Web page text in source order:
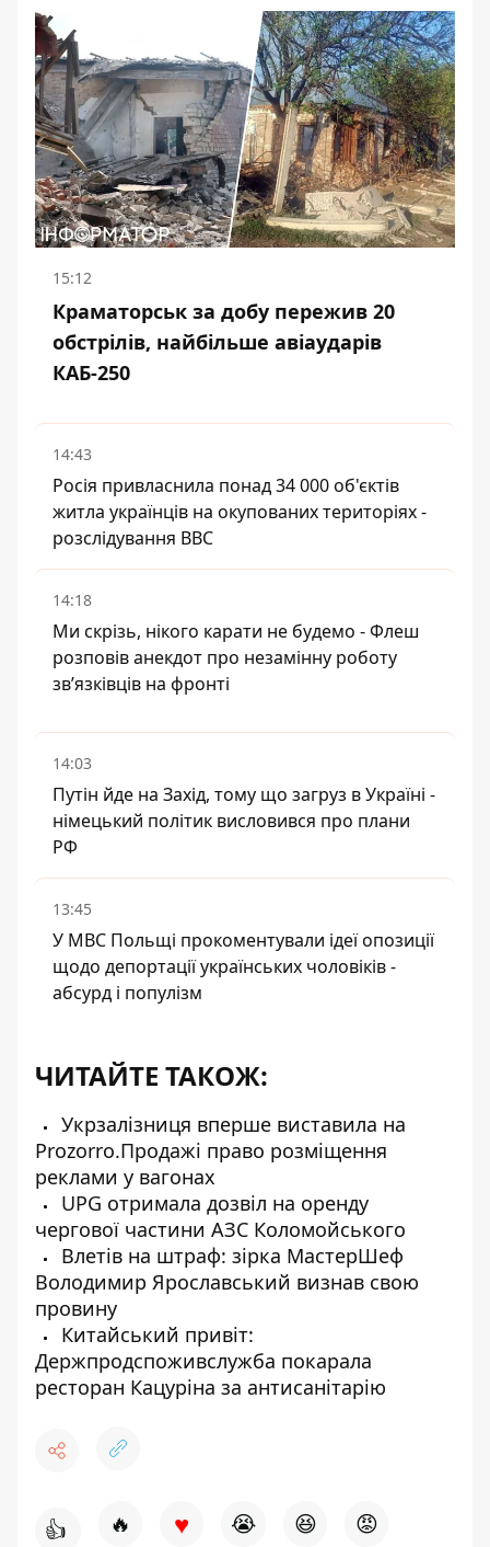
15:12
Краматорськ за добу пережив 20
обстрілів, найбільше авіаударів
КАБ-250
14:43
Росія привласнила понад 34 000 об'єктів
житла українців на окупованих територіях -
розслідування BBC
14:18
Ми скрізь, нікого карати не будемо - Флеш
розповів анекдот про незамінну роботу
зв’язківців на фронті
14:03
Путін йде на Захід, тому що загруз в Україні -
німецький політик висловився про плани
РФ
13:45
У МВС Польщі прокоментували ідеї опозиції
щодо депортації українських чоловіків -
абсурд і популізм
ЧИТАЙТЕ ТАКОЖ:
Укрзалізниця вперше виставила на
Prozorro.Продажі право розміщення
реклами у вагонах
UPG отримала дозвіл на оренду
чергової частини АЗС Коломойського
Влетів на штраф: зірка МастерШеф
Володимир Ярославський визнав свою
провину
Китайський привіт:
Держпродспоживслужба покарала
ресторан Кацуріна за антисанітарію
👍 🔥 ♥ 😭 😆 😡